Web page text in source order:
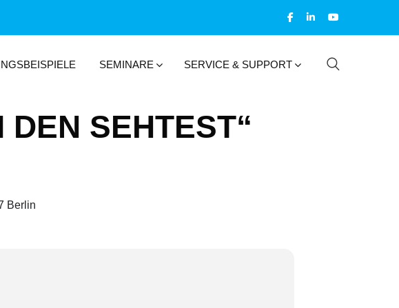
SEMINARE SERVICE & SUPPORT
SEHTEST“
Berlin